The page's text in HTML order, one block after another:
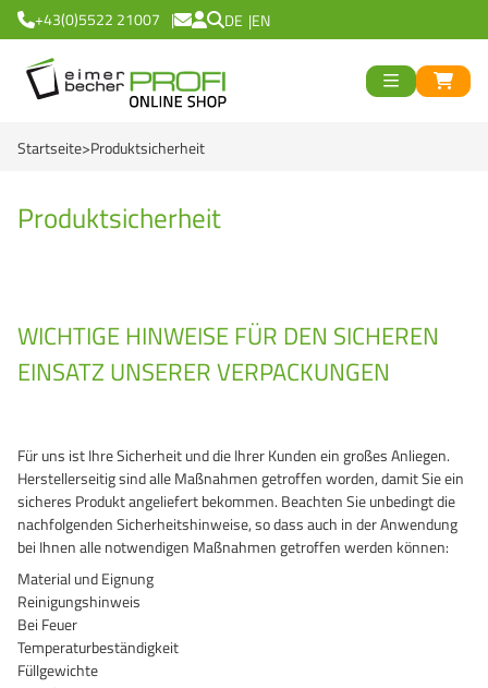
+43(0)5522 21007 DE EN
Startseite Produktsicherheit
Produktsicherheit
WICHTIGE HINWEISE FÜR DEN SICHEREN
EINSATZ UNSERER VERPACKUNGEN
Für uns ist Ihre Sicherheit und die Ihrer Kunden ein großes Anliegen.
Herstellerseitig sind alle Maßnahmen getroffen worden, damit Sie ein
sicheres Produkt angeliefert bekommen. Beachten Sie unbedingt die
nachfolgenden Sicherheitshinweise, so dass auch in der Anwendung
bei Ihnen alle notwendigen Maßnahmen getroffen werden können:
Material und Eignung
Reinigungshinweis
Bei Feuer
Temperaturbeständigkeit
Füllgewichte
Red Line
Blue Line
Gefahrgut Eimer
GrassBased Eimer
White Line
Für Tiefkühlung
Mehrweg
E2-Euronorm
NatureBased 50+
Mehrweg
> <
Zurück
Eimer